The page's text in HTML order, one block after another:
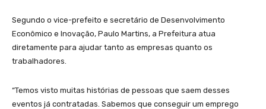
Segundo o vice-prefeito e secretário de Desenvolvimento
Econômico e Inovação, Paulo Martins, a Prefeitura atua
diretamente para ajudar tanto as empresas quanto os
trabalhadores.
“Temos visto muitas histórias de pessoas que saem desses
eventos já contratadas. Sabemos que conseguir um emprego